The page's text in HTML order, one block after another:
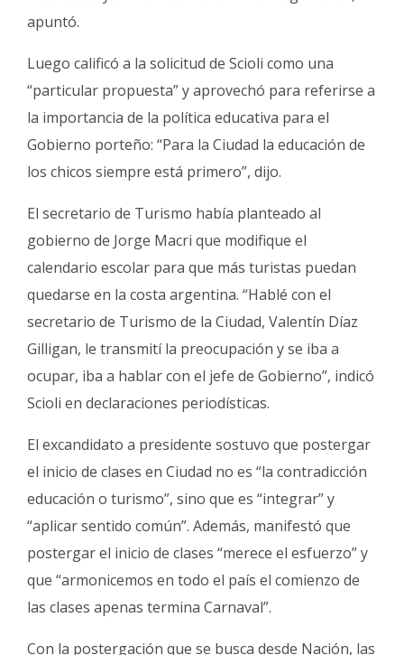
apuntó.
Luego calificó a la solicitud de Scioli como una
“particular propuesta” y aprovechó para referirse a
la importancia de la política educativa para el
Gobierno porteño: “Para la Ciudad la educación de
los chicos siempre está primero”, dijo.
El secretario de Turismo había planteado al
gobierno de Jorge Macri que modifique el
calendario escolar para que más turistas puedan
quedarse en la costa argentina. “Hablé con el
secretario de Turismo de la Ciudad, Valentín Díaz
Gilligan, le transmití la preocupación y se iba a
ocupar, iba a hablar con el jefe de Gobierno”, indicó
Scioli en declaraciones periodísticas.
El excandidato a presidente sostuvo que postergar
el inicio de clases en Ciudad no es “la contradicción
educación o turismo”, sino que es “integrar” y
“aplicar sentido común”. Además, manifestó que
postergar el inicio de clases “merece el esfuerzo” y
que “armonicemos en todo el país el comienzo de
las clases apenas termina Carnaval”.
Con la postergación que se busca desde Nación, las